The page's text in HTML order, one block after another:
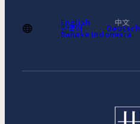
English 中文
한국어 Deutsch
Bahasa Indonesia